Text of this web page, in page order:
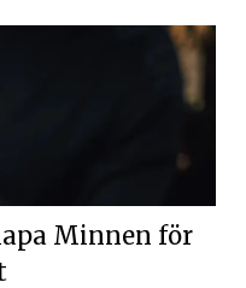
Minnen för